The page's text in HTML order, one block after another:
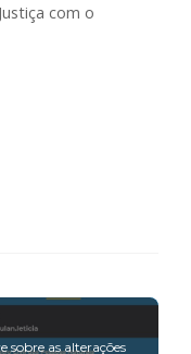
com o
sobre as alterações